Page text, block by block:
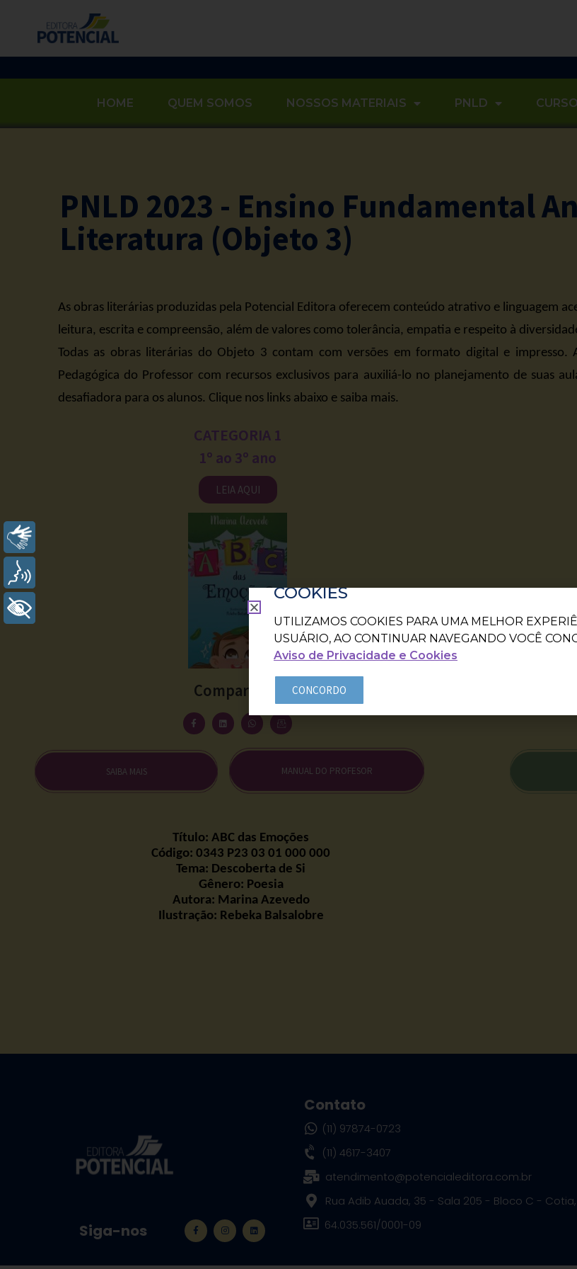
HOME QUEM SOMOS NOSSOS MATERIAIS PNLD
PNLD 2023 - Ensino Fundamental
Literatura (Objeto 3)
As obras literárias produzidas pela Potencial Editora oferecem conteúdo atrativo e linguagem
leitura, escrita e compreensão, além de valores como tolerância, empatia e respeito à
Todas as obras literárias do Objeto 3 contam com versões em formato digital e
Pedagógica do Professor com recursos exclusivos para auxiliá-lo no planejamento de suas
desafiadora para os alunos. Clique nos links abaixo e saiba mais.
CATEGORIA 1
1º ao 3º ano
LEIA AQUI
Compartilhe
SAIBA MAIS MANUAL DO PROFESOR
Título: ABC das Emoções
Código: 0343 P23 03 01 000 000
Tema: Descoberta de Si
Gênero: Poesia
Autora: Marina Azevedo
Ilustração: Rebeka Balsalobre
Contato
(11) 97874-0723
(11) 4617-3407
atendimento@potencialeditora.com.br
Rua Adib Auada, 35 - Sala 205 - Bloco C - Cotia,
64.035.561/0001-09
Siga-nos
COOKIES
UTILIZAMOS COOKIES PARA UMA MELHOR
USUÁRIO, AO CONTINUAR NAVEGANDO VOCÊ
Aviso de Privacidade e Cookies
CONCORDO